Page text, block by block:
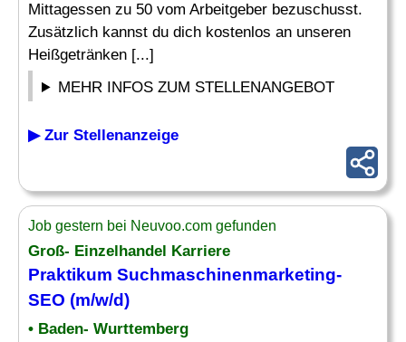
Mittagessen zu 50 vom Arbeitgeber bezuschusst.
Zusätzlich kannst du dich kostenlos an unseren
Heißgetränken [...]
MEHR INFOS ZUM STELLENANGEBOT
▶ Zur Stellenanzeige
Job gestern bei Neuvoo.com gefunden
Groß- Einzelhandel Karriere
Praktikum Suchmaschinenmarketing-
SEO (m/w/d)
• Baden- Wurttemberg